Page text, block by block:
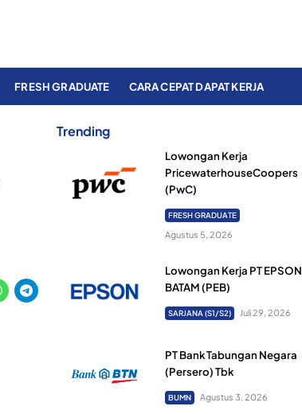
FRESH GRADUATE CARA CEPAT DAPAT KERJA
Trending
Lowongan Kerja
PricewaterhouseCoopers
(PwC)
FRESH GRADUATE
Agustus 5, 2026
Lowongan Kerja PT EPSON
BATAM (PEB)
SARJANA (S1/S2) Juli 29, 2026
PT Bank Tabungan Negara
(Persero) Tbk
BUMN Agustus 3, 2026